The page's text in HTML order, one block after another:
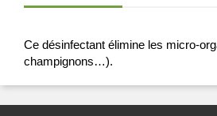
Ce désinfectant élimine les micro-
champignons…).